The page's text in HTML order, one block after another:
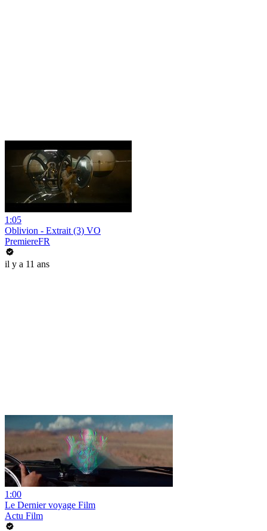
1:05
Oblivion - Extrait (3) VO
PremiereFR
il y a 11 ans
1:00
Le Dernier voyage Film
Actu Film